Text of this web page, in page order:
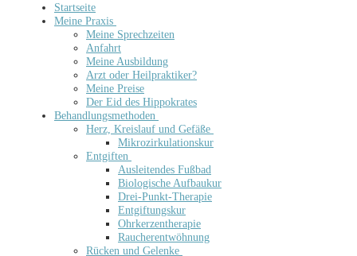
Startseite
Meine Praxis
Meine Sprechzeiten
Anfahrt
Meine Ausbildung
Arzt oder Heilpraktiker?
Meine Preise
Der Eid des Hippokrates
Behandlungsmethoden
Herz, Kreislauf und Gefäße
Mikrozirkulationskur
Entgiften
Ausleitendes Fußbad
Biologische Aufbaukur
Drei-Punkt-Therapie
Entgiftungskur
Ohrkerzentherapie
Raucherentwöhnung
Rücken und Gelenke